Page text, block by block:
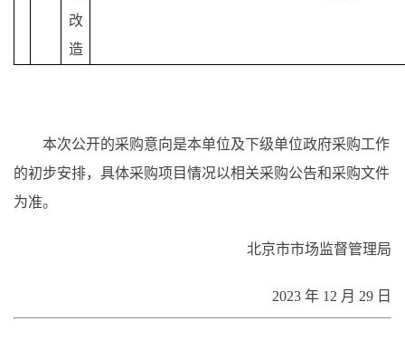
改
造
本次公开的采购意向是本单位及下级单位政府采购工作
的初步安排，具体采购项目情况以相关采购公告和采购文件
为准。
北京市市场监督管理局
2023 年 12 月 29 日